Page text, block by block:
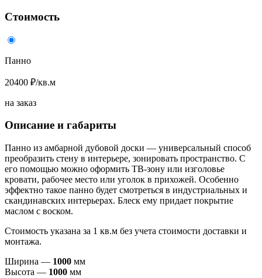
Стоимость
Панно
20400 ₽/кв.м
на заказ
Описание и габариты
Панно из амбарной дубовой доски — универсальный способ
преобразить стену в интерьере, зонировать пространство. С
его помощью можно оформить ТВ-зону или изголовье
кровати, рабочее место или уголок в прихожей. Особенно
эффектно такое панно будет смотреться в индустриальных и
скандинавских интерьерах. Блеск ему придает покрытие
маслом с воском.
Стоимость указана за 1 кв.м без учета стоимости доставки и
монтажа.
Ширина — 1000 мм
Высота — 1000 мм